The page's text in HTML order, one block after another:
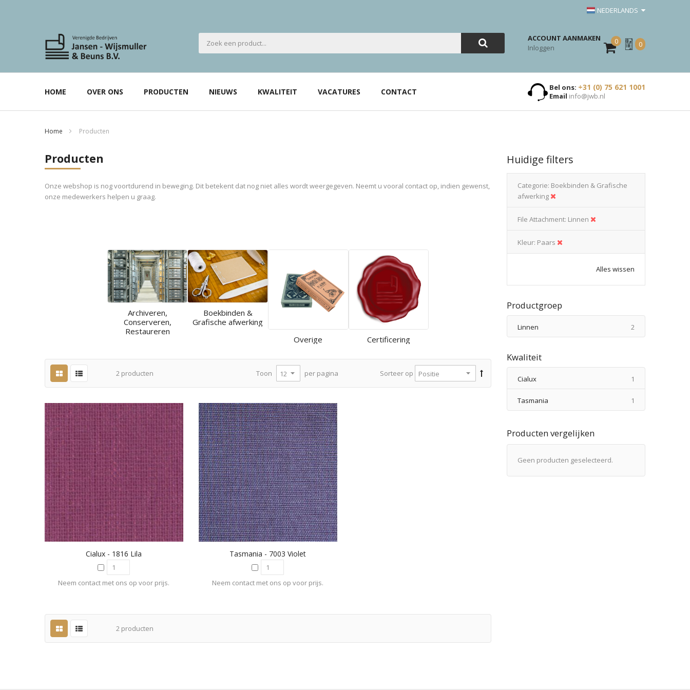
NEDERLANDS
ACCOUNT AANMAKEN
Inloggen
0
Mijn
Offerte
0
HOME OVER ONS PRODUCTEN NIEUWS KWALITEIT VACATURES CONTACT Bel ons: +31 (0) 75 621 1001
Email info@jwb.nl
Home Producten
Producten
Onze webshop is nog voortdurend in beweging. Dit betekent dat nog niet alles wordt weergegeven. Neemt u vooral contact op, indien gewenst,
onze medewerkers helpen u graag.
Archiveren,
Conserveren,
Restaureren
Boekbinden &
Grafische afwerking
Overige
Certificering
2 producten Sorteer op
Toon per pagina
Cialux - 1816 Lila
Neem contact met ons op voor prijs.
Tasmania - 7003 Violet
Neem contact met ons op voor prijs.
2 producten
Huidige filters
Categorie Boekbinden & Grafische
afwerking
File Attachment Linnen
Kleur Paars
Alles wissen
Productgroep
Linnen 2
Kwaliteit
Cialux 1
Tasmania 1
Producten vergelijken
Geen producten geselecteerd.